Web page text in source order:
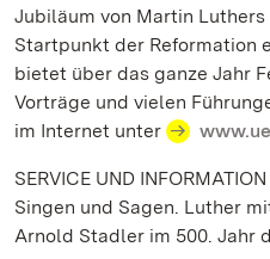
Jubiläum von Martin
Startpunkt der Reformation
bietet über das ganze Jahr
Vorträge und vielen
im Internet unter
SERVICE UND INFORMATION
Singen und Sagen. Luther
Arnold Stadler im 500. Jahr